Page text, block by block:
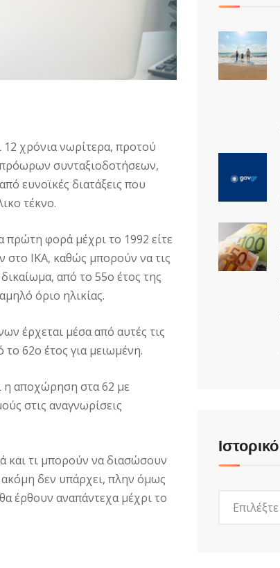
12 χρόνια νωρίτερα, προτού
συνταξιοδοτήσεων,
ευνοϊκές διατάξεις που
τέκνο.
πρώτη φορά μέχρι το 1992 είτε
στο ΙΚΑ, καθώς μπορούν να τις
από το 55ο έτος της
όριο ηλικίας.
έρχεται μέσα από αυτές τις
το 62ο έτος για μειωμένη.
η αποχώρηση στα 62 με
στις αναγνωρίσεις
και τι μπορούν να διασώσουν
δεν υπάρχει, πλην όμως
έρθουν αναπάντεχα μέχρι το
Ιστορικό